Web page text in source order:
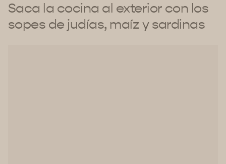
Saca la cocina al exterior con los
sopes de judías, maíz y sardinas